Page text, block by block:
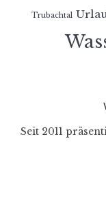
Trubachtal
Seit 2011